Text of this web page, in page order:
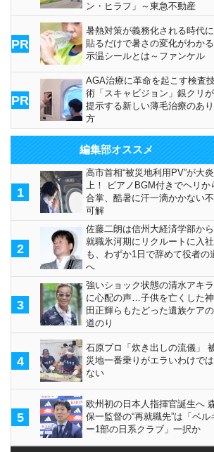
ン・ヒラフ」～東急不動産
PR
暑熱対策が義務化される時代に
貼るだけで暑さの変化がわかる
示温シールとは～ファンケル
PR
AGA治療に革命を起こす検査
術「スキャビジョン」銀クリが
提示する新しい薄毛治療のあり
方
編集部オススメ
1
高市首相“被災地利用PV”が大炎
上！ ピアノBGM付きでヘリか
合掌、酷暑に汗一滴かかない不
可解
2
佐藤二朗は信州大経済学部から
就職氷河期にリクルートに入社
も、わずか1日で辞めて役者の
へ
3
強いショック状態の清水アキラ
に心配の声…子供を亡くした神
田正輝らもたどった遺族ケアの
道のり
4
石原プロ「炊き出しの流儀」
災地一番乗りがエラいわけでは
ない
5
欧州初の日本人指揮官誕生へ
保一監督の“再就職先”は「ベル
ー1部の日系クラブ」一択か